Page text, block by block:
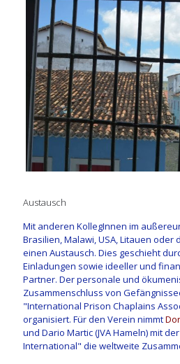
Austausch
Mit anderen KollegInnen im
Brasilien, Malawi, USA, Litauen oder
einen Austausch. Dies geschieht
Einladungen sowie ideeller und
Partner. Der personale und
Zusammenschluss von
"International Prison Chaplains
organisiert. Für den Verein nimmt
und Dario Martic (JVA Hameln) mit
International" die weltweite